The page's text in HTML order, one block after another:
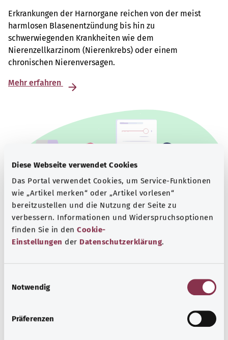
Diese Webseite verwendet Cookies
Das Portal verwendet Cookies, um Service-Funktionen
wie „Artikel merken“ oder „Artikel vorlesen“
bereitzustellen und die Nutzung der Seite zu
verbessern. Informationen und Widerspruchsoptionen
finden Sie in den Cookie-
Einstellungen der Datenschutzerklärung.
Notwendig
Präferenzen
Erkrankungen der Harnorgane reichen von der meist
harmlosen Blasenentzündung bis hin zu
schwerwiegenden Krankheiten wie dem
Nierenzellkarzinom (Nierenkrebs) oder einem
chronischen Nierenversagen.
Mehr erfahren
Beratung und Hilfe
Eine Auswahl verschiedener Beratungs- und
Gesundheitsthemen.